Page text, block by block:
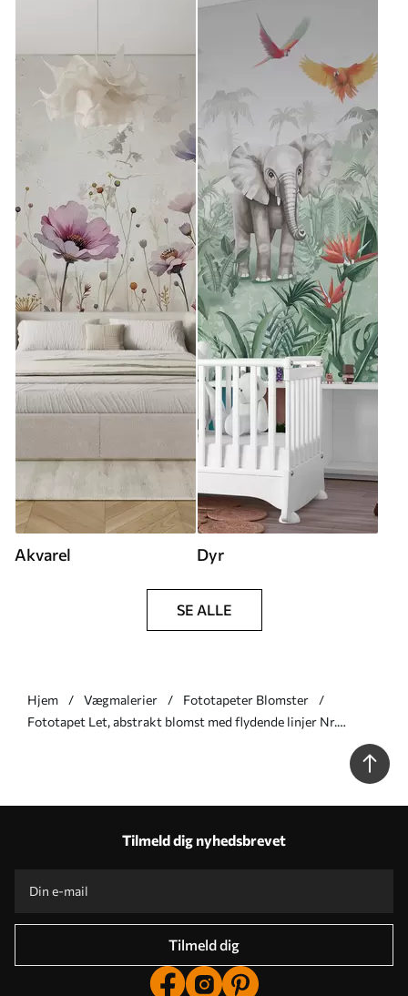
Akvarel Dyr
SE ALLE
Hjem Vægmalerier
Fototapeter Blomster
Fototapet Let, abstrakt blomst med flydende linjer Nr.
Tilmeld dig nyhedsbrevet
Tilmeld dig